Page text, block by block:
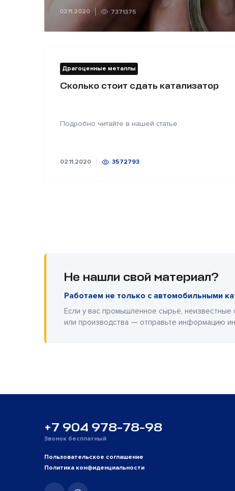
03.11.2020 7371375
Драгоценные металлы
Сколько стоит сдать катализатор
Подробно читайте в нашей статье.
02.11.2020 3572793
Не нашли свой материал?
Работаем не только с автомобильными
Если у вас промышленное сырьё,
или производства — отправьте информацию
+7 904 978-78-98
Звонок бесплатный
Пользовательское соглашение
Политика конфиденциальности